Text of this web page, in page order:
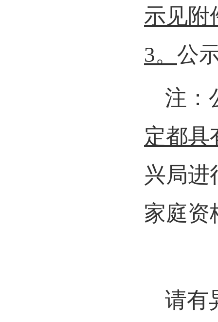
示见附
3。 公
注：
定都具
兴局进
家庭资
请有